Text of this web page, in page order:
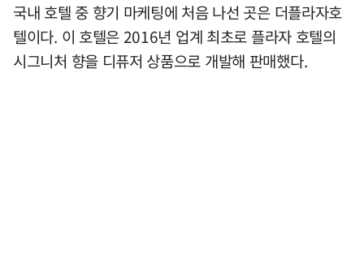
국내 호텔 중 향기 마케팅에 처음 나선 곳은 더플라자호
텔이다. 이 호텔은 2016년 업계 최초로 플라자 호텔의
시그니처 향을 디퓨저 상품으로 개발해 판매했다.